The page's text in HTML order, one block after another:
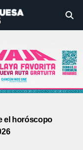
el horóscopo